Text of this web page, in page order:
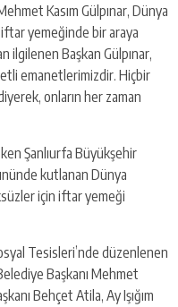
Kasım Gülpınar, Dünya
yemeğinde bir araya
ilgilenen Başkan Gülpınar,
emanetlerimizdir. Hiçbir
onların her zaman
Şanlıurfa Büyükşehir
kutlanan Dünya
için iftar yemeği
Tesisleri’nde düzenlenen
Başkanı Mehmet
Behçet Atila, Ay Işığım